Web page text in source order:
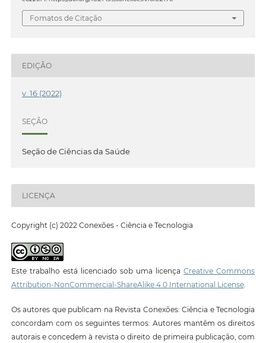
Fomatos de Citação
EDIÇÃO
v. 16 (2022)
SEÇÃO
Seção de Ciências da Saúde
LICENÇA
Copyright (c) 2022 Conexões - Ciência e Tecnologia
Este trabalho está licenciado sob uma licençaCreative Commons
Attribution-NonCommercial-ShareAlike 4.0 International License.
Os autores que publicam na Revista Conexões: Ciência e Tecnologia
concordam com os seguintes termos: Autores mantêm os direitos
autorais e concedem à revista o direito de primeira publicação, com